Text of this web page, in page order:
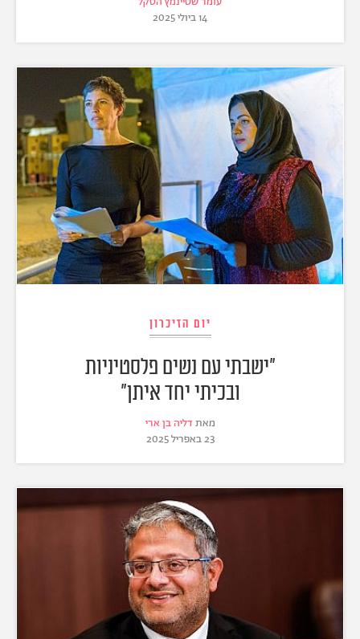
14 ביולי 2025
יום הזיכרון
"ישבתי עם נשים פלסטיניות
ובכיתי יחד איתן"
מאת דליה בן ארי
23 באפריל 2025